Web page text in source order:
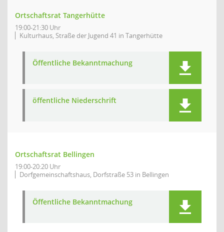
Ortschaftsrat Tangerhütte
19:00-21:30 Uhr
Kulturhaus, Straße der Jugend 41 in Tangerhütte
Öffentliche Bekanntmachung
öffentliche Niederschrift
Ortschaftsrat Bellingen
19:00-20:20 Uhr
Dorfgemeinschaftshaus, Dorfstraße 53 in Bellingen
Öffentliche Bekanntmachung